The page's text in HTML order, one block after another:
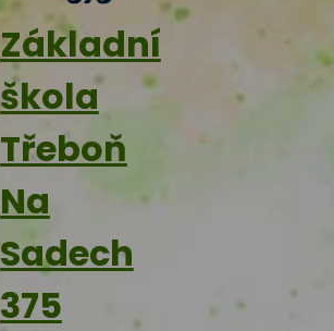
Základní
škola
Třeboň
Na
Sadech
375